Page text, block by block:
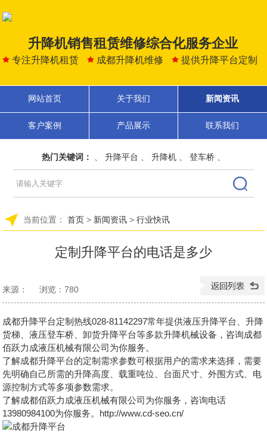
升降机销售租赁维修综合化服务企业
专注升降机租赁 成都升降机维修 提供升降平台定制
网站首页 关于我们 新闻资讯
客户案例 产品展示 联系我们
热门关键词： 升降平台 升降机 登车桥
当前位置： 首页 > 新闻资讯 >行业快讯
定制升降平台的电话是多少
来源： 浏览：780
成都升降平台定制热线028-81142297常年提供液压升降平台、升降
货梯、液压登车桥、卸货升降平台等多款升降机械设备，咨询成都
佰跃力成液压机械有限公司为你服务。
了解成都升降平台的定制需求参数可根据用户的需求来选择，需要
先明确自己所需的升降高度、载重吨位、台面尺寸、外围方式、电
源控制方式等多项参数需求。
了解成都佰跃力成液压机械有限公司为你服务，咨询电话
13980984100为你服务。http://www.cd-seo.cn/